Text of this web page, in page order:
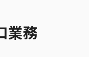
業務